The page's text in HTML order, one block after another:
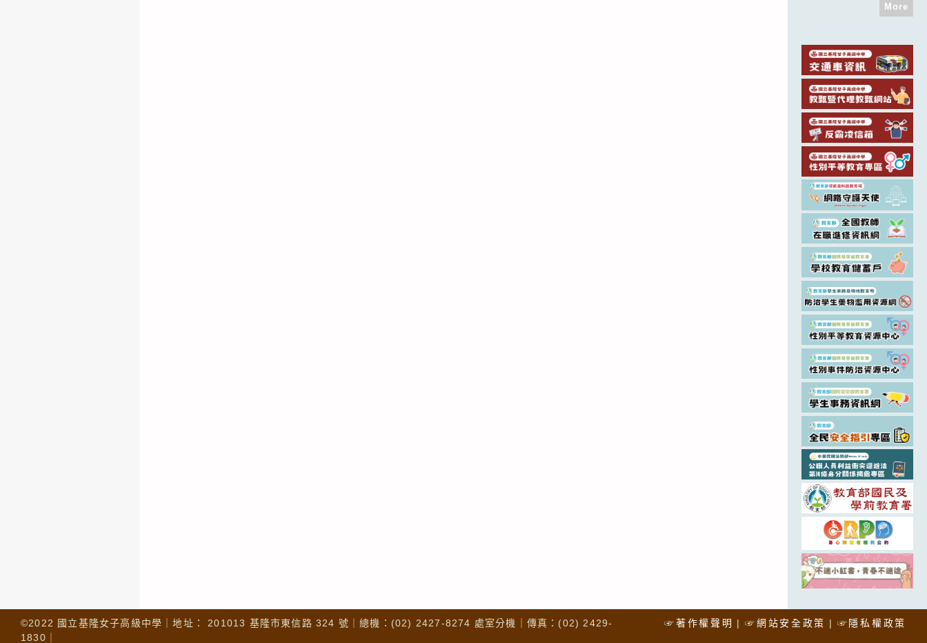
More
☞著作權聲明 ☞網站安全政策 ☞隱私權政策
©2022 國立基隆女子高級中學｜地址： 201013 基隆市東信路 324 號｜總機：(02) 2427-8274 處室分機｜傳真：(02) 2429-
1830｜